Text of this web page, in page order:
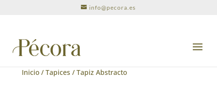
info@pecora.es
Inicio/ Tapices / Tapiz Abstracto